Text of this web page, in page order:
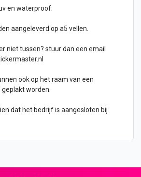
en waterproof.
aangeleverd op a5 vellen.
niet tussen? stuur dan een email
ook op het raam van een
worden.
dat het bedrijf is aangesloten bij